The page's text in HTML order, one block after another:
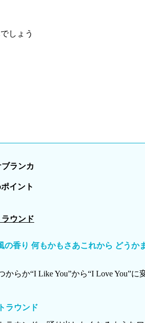
しょう
ランカ
イント
ウンド
の香り 何もかもさあこれから どうか
からか“I Like You”から“I Love You”
ラウンド